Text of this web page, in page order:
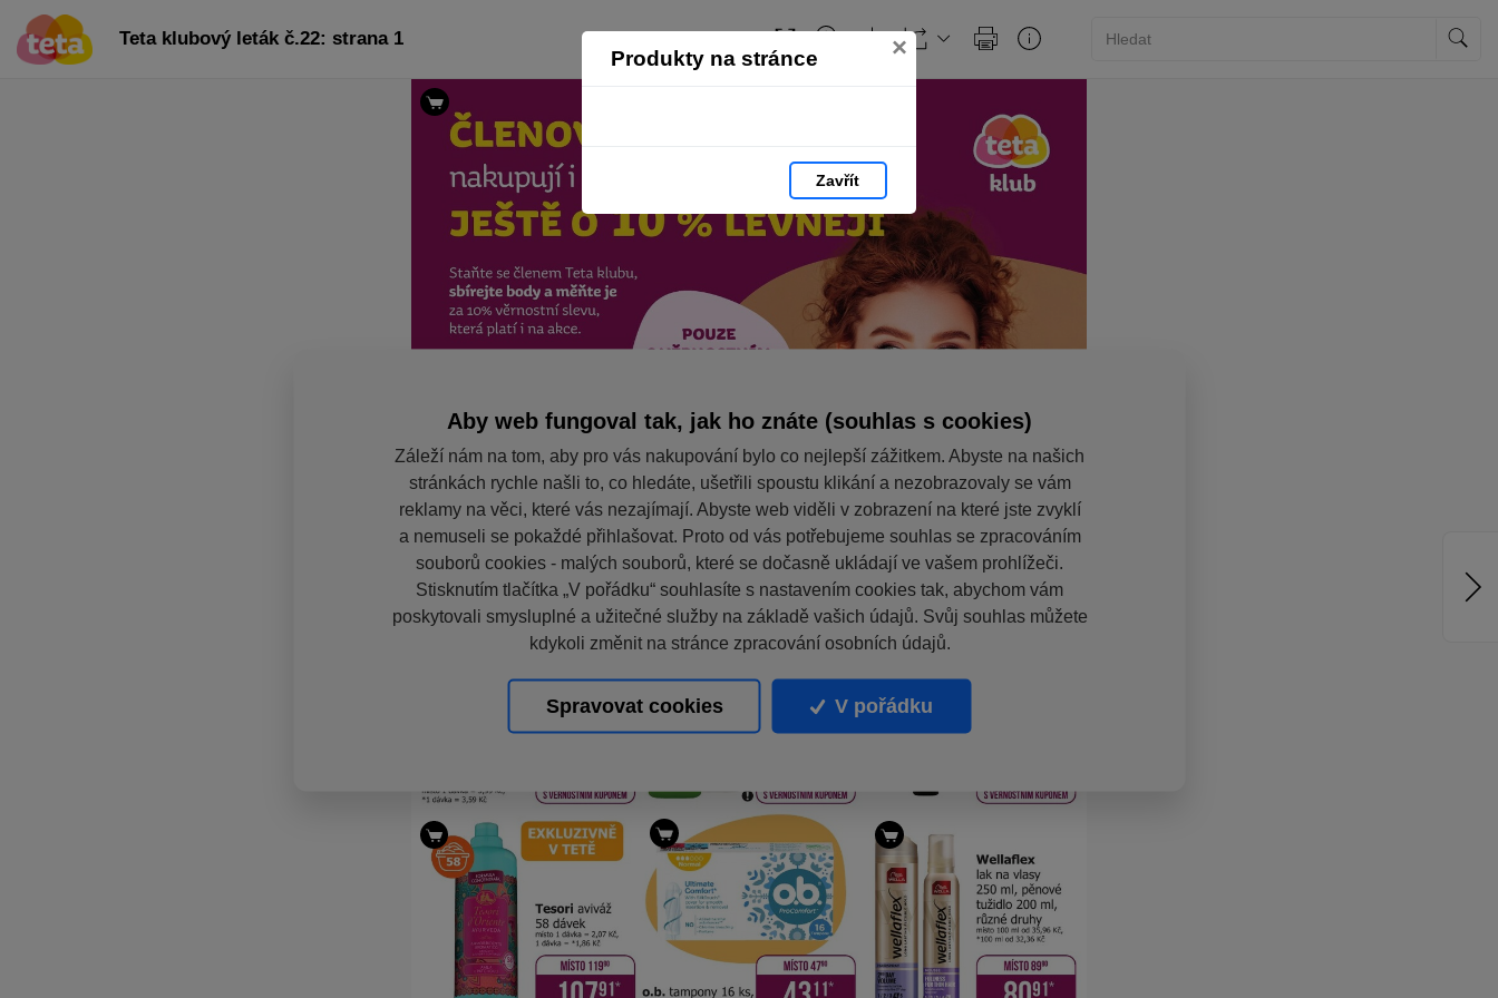
Produkty na stránce ×
Zavřít
Teta klubový leták č.22: strana 1
Aby web fungoval tak, jak ho znáte (souhlas s cookies)
Záleží nám na tom, aby pro vás nakupování bylo co nejlepší zážitkem. Abyste na našich
stránkách rychle našli to, co hledáte, ušetřili spoustu klikání a nezobrazovaly se vám
reklamy na věci, které vás nezajímají. Abyste web viděli v zobrazení na které jste zvyklí
a nemuseli se pokaždé přihlašovat. Proto od vás potřebujeme souhlas se zpracováním
souborů cookies - malých souborů, které se dočasně ukládají ve vašem prohlížeči.
Stisknutím tlačítka „V pořádku“ souhlasíte s nastavením cookies tak, abychom vám
poskytovali smysluplné a užitečné služby na základě vašich údajů. Svůj souhlas můžete
kdykoli změnit na stránce zpracování osobních údajů.
Spravovat cookies V pořádku